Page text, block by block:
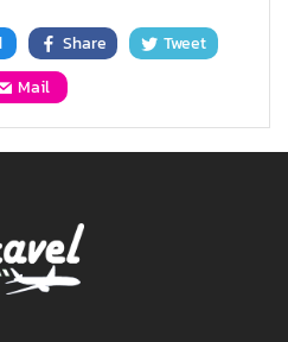
Share
Tweet
Mail